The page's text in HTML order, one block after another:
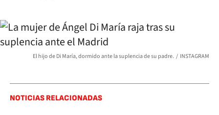
El hijo de Di María, dormido ante la suplencia de su padre. INSTAGRAM
NOTICIAS RELACIONADAS